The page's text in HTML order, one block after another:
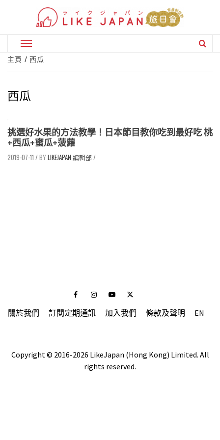
Primary
Menu
主頁 西瓜
西瓜
挑選好水果的方法教學！日本節目教你吃到最好吃 桃
+西瓜+蜜瓜+菠蘿
2019-07-11 / LIKEJAPAN 編輯部/
FacebookInstagramYoutubeTwitter
關於我們 訂閱定期通訊 加入我們 條款及聲明 EN
Copyright © 2016-2026 LikeJapan (Hong Kong) Limited. All
rights reserved.